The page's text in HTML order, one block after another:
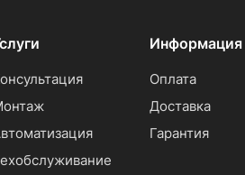
Информация
Оплата
Доставка
Гарантия